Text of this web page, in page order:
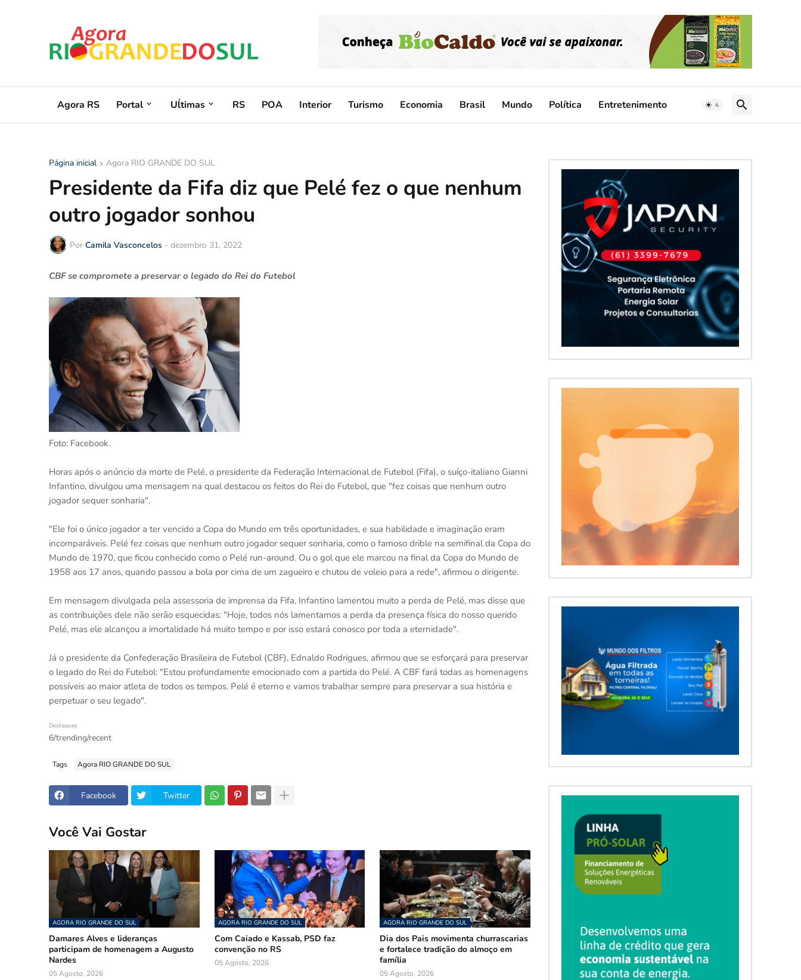
Agora RS Portal Uĺtimas RS POA Interior Turismo Economia Brasil Mundo Política Entretenimento
Página inicial Agora RIO GRANDE DO SUL
Presidente da Fifa diz que Pelé fez o que nenhum
outro jogador sonhou
Por Camila Vasconcelos - dezembro 31, 2022
CBF se compromete a preservar o legado do Rei do Futebol
Foto: Facebook.
Horas após o anúncio da morte de Pelé, o presidente da Federação Internacional de Futebol (Fifa), o suíço-italiano Gianni
Infantino, divulgou uma mensagem na qual destacou os feitos do Rei do Futebol, que "fez coisas que nenhum outro
jogador sequer sonharia".
"Ele foi o único jogador a ter vencido a Copa do Mundo em três oportunidades, e sua habilidade e imaginação eram
incomparáveis. Pelé fez coisas que nenhum outro jogador sequer sonharia, como o famoso drible na semifinal da Copa do
Mundo de 1970, que ficou conhecido como o Pelé run-around. Ou o gol que ele marcou na final da Copa do Mundo de
1958 aos 17 anos, quando passou a bola por cima de um zagueiro e chutou de voleio para a rede", afirmou o dirigente.
Em mensagem divulgada pela assessoria de imprensa da Fifa, Infantino lamentou muito a perda de Pelé, mas disse que
as contribuições dele não serão esquecidas: "Hoje, todos nós lamentamos a perda da presença física do nosso querido
Pelé, mas ele alcançou a imortalidade há muito tempo e por isso estará conosco por toda a eternidade".
Já o presidente da Confederação Brasileira de Futebol (CBF), Ednaldo Rodrigues, afirmou que se esforçará para preservar
o legado do Rei do Futebol: "Estou profundamente emocionado com a partida do Pelé. A CBF fará todas as homenagens
possíveis ao maior atleta de todos os tempos. Pelé é eterno e vamos trabalhar sempre para preservar a sua história e
perpetuar o seu legado".
Destaques
6/trending/recent
Tags Agora RIO GRANDE DO SUL
Facebook Twitter
Você Vai Gostar
AGORA RIO GRANDE DO SUL
Damares Alves e lideranças
participam de homenagem a Augusto
Nardes
05 Agosto, 2026
AGORA RIO GRANDE DO SUL
Com Caiado e Kassab, PSD faz
convenção no RS
05 Agosto, 2026
AGORA RIO GRANDE DO SUL
Dia dos Pais movimenta churrascarias
e fortalece tradição do almoço em
família
05 Agosto, 2026